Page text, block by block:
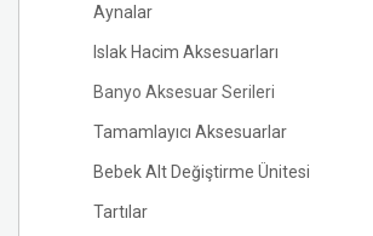
Aynalar
Islak Hacim Aksesuarları
Banyo Aksesuar Serileri
Tamamlayıcı Aksesuarlar
Bebek Alt Değiştirme Ünitesi
Tartılar